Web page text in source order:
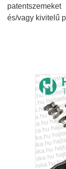
és/vagy kivitelű